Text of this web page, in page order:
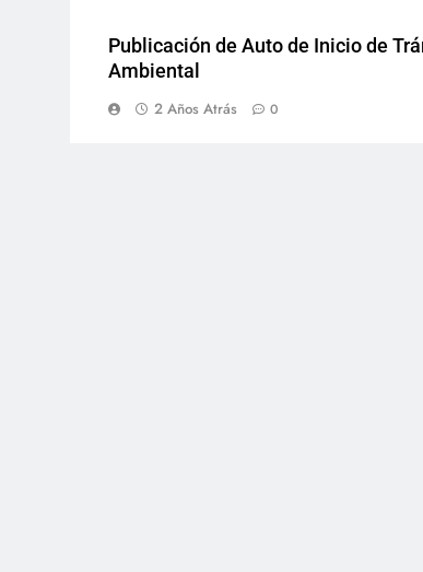
Publicación de Auto de Inicio de
Ambiental
2 Años Atrás 0